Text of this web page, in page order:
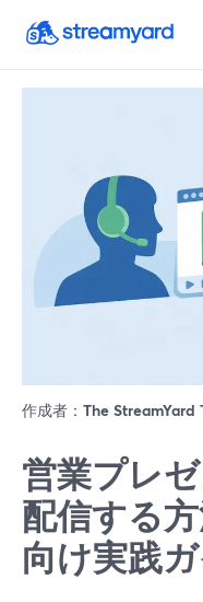
作成者： The StreamYard
営業プレ
配信する
向け実践